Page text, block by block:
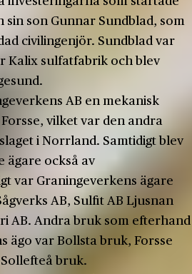
sin son Gunnar Sundblad, som
civilingenjör. Sundblad var
Kalix sulfatfabrik och blev
AB en mekanisk
vilket var den andra
i Norrland. Samtidigt blev
ägare också av
var Graningeverkens ägare
AB, Sulfit AB Ljusnan
AB. Andra bruk som efterhand
ägo var Bollsta bruk, Forsse
bruk.